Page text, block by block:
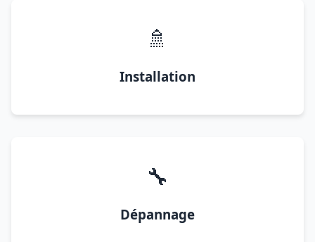
🚿
Installation
🔧
Dépannage